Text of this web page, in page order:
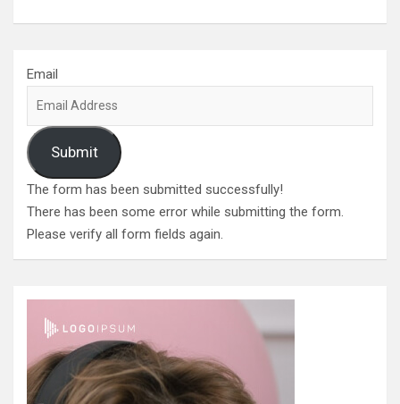
Email
Submit
The form has been submitted successfully!
There has been some error while submitting the form.
Please verify all form fields again.